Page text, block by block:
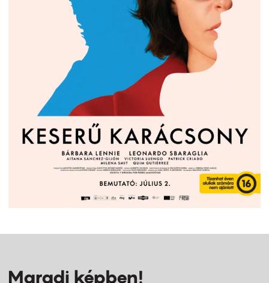
Maradj képben!